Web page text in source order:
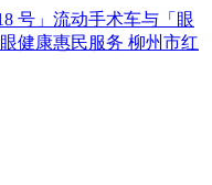
号」流动手术车与「眼
健康惠民服务 柳州市红